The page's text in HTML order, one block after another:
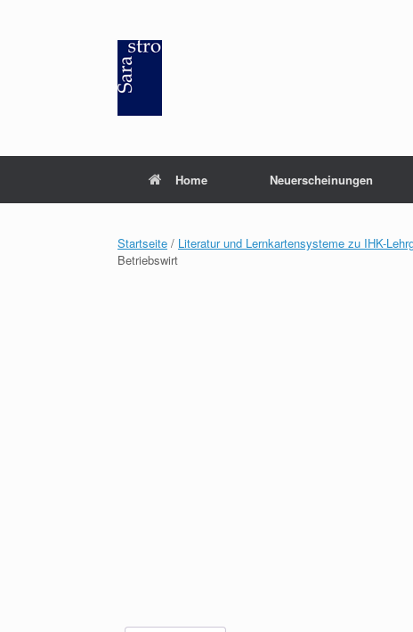
Home Neuerscheinungen
Startseite / Literatur und Lernkartensysteme zu IHK-
Betriebswirt